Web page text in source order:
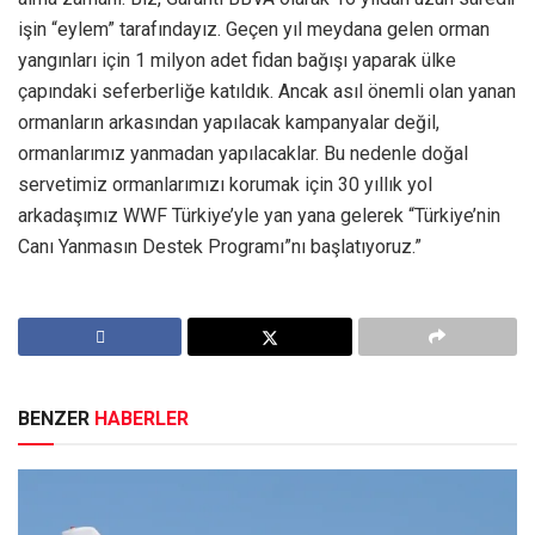
işin “eylem” tarafındayız. Geçen yıl meydana gelen orman
yangınları için 1 milyon adet fidan bağışı yaparak ülke
çapındaki seferberliğe katıldık. Ancak asıl önemli olan yanan
ormanların arkasından yapılacak kampanyalar değil,
ormanlarımız yanmadan yapılacaklar. Bu nedenle doğal
servetimiz ormanlarımızı korumak için 30 yıllık yol
arkadaşımız WWF Türkiye’yle yan yana gelerek “Türkiye’nin
Canı Yanmasın Destek Programı”nı başlatıyoruz.”
BENZER HABERLER